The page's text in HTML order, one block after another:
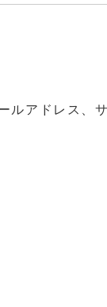
ルアドレス、